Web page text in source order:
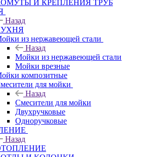
И КРЕПЛЕНИЯ ТРУБ
Назад
из нержавеющей стали
Назад
Мойки из нержавеющей стали
Мойки врезные
композитные
для мойки
Назад
Смесители для мойки
Двухручковые
Одноручковые
Назад